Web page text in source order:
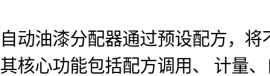
自动油漆分配器通过预设配方，
其核心功能包括配方调用、 计量